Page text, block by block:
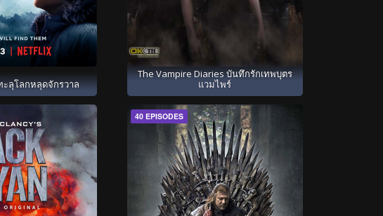
ะลุโลกหลุดจักรวาล
The Vampire Diaries บันทึกรักเทพบุตร
แวมไพร์
40 EPISODES